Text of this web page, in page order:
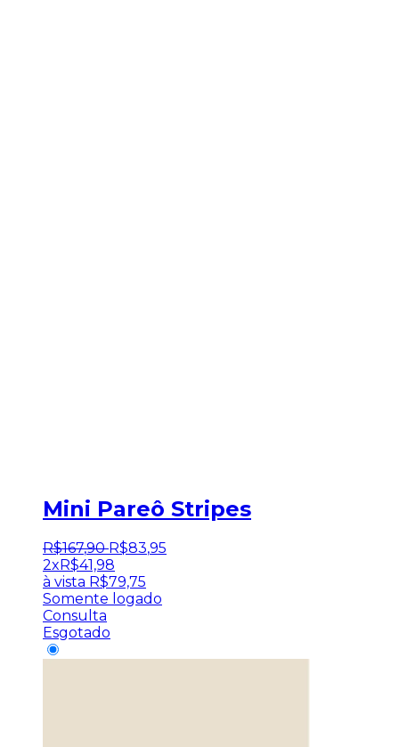
Mini Pareô Stripes
R$167,90 R$83,95
2x R$41,98
à vista R$79,75
Somente logado
Consulta
Esgotado